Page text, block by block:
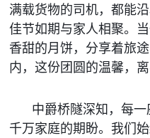
满载货物的司机，都能
佳节如期与家人相聚。
香甜的月饼，分享着旅
内，这份团圆的温馨，离
中爵桥隧深知，每
千万家庭的期盼。我们